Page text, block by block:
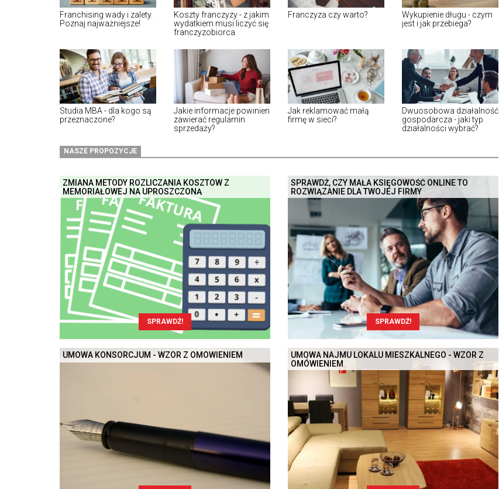
Franchising wady i zalety.
Poznaj najważniejsze!
Koszty franczyzy - z jakim
wydatkiem musi liczyć się
franczyzobiorca
Franczyza czy warto?
Wykupienie długu - czym
jest i jak przebiega?
Studia MBA - dla kogo są
przeznaczone?
Jakie informacje powinien
zawierać regulamin
sprzedaży?
Jak reklamować małą
firmę w sieci?
Dwuosobowa działalność
gospodarcza - jaki typ
działalności wybrać?
NASZE PROPOZYCJE
ZMIANA METODY ROZLICZANIA KOSZTÓW Z
MEMORIAŁOWEJ NA UPROSZCZONĄ
SPRAWDŹ!
SPRAWDŹ, CZY MAŁA KSIĘGOWOŚĆ ONLINE TO
ROZWIĄZANIE DLA TWOJEJ FIRMY
SPRAWDŹ!
UMOWA KONSORCJUM - WZÓR Z OMÓWIENIEM
UMOWA NAJMU LOKALU MIESZKALNEGO - WZÓR Z
OMÓWIENIEM